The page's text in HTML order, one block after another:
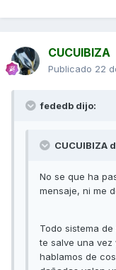
CUCUIBIZA
Publicado 22
fededb dijo:
CUCUIBIZA
No se que ha
mensaje, ni me
Todo sistema
te salve una vez
hablamos de